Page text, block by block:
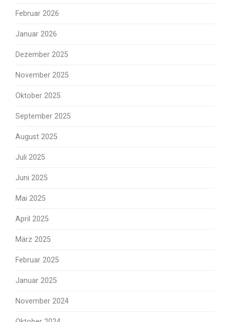
Februar 2026
Januar 2026
Dezember 2025
November 2025
Oktober 2025
September 2025
August 2025
Juli 2025
Juni 2025
Mai 2025
April 2025
März 2025
Februar 2025
Januar 2025
November 2024